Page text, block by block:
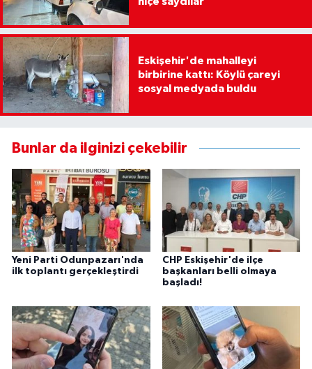
Eskişehir'de mahalleyi
birbirine kattı: Köylü çareyi
sosyal medyada buldu
Bunlar da ilginizi çekebilir
Yeni Parti Odunpazarı'nda
ilk toplantı gerçekleştirdi
CHP Eskişehir'de ilçe
başkanları belli olmaya
başladı!